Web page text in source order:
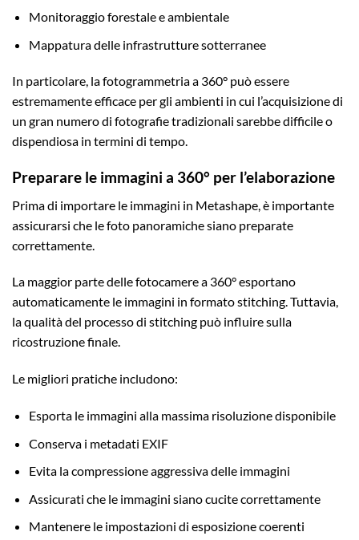
Monitoraggio forestale e ambientale
Mappatura delle infrastrutture sotterranee
In particolare, la fotogrammetria a 360° può essere
estremamente efficace per gli ambienti in cui l’acquisizione di
un gran numero di fotografie tradizionali sarebbe difficile o
dispendiosa in termini di tempo.
Preparare le immagini a 360° per l’elaborazione
Prima di importare le immagini in Metashape, è importante
assicurarsi che le foto panoramiche siano preparate
correttamente.
La maggior parte delle fotocamere a 360° esportano
automaticamente le immagini in formato stitching. Tuttavia,
la qualità del processo di stitching può influire sulla
ricostruzione finale.
Le migliori pratiche includono:
Esporta le immagini alla massima risoluzione disponibile
Conserva i metadati EXIF
Evita la compressione aggressiva delle immagini
Assicurati che le immagini siano cucite correttamente
Mantenere le impostazioni di esposizione coerenti